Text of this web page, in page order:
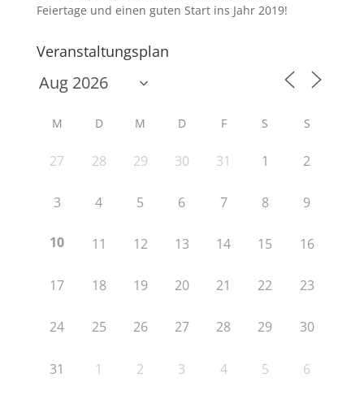
Feiertage und einen guten Start ins Jahr 2019!
Veranstaltungsplan
M D M D F S S
27 28 29 30 31 1 2
3 4 5 6 7 8 9
10 11 12 13 14 15 16
17 18 19 20 21 22 23
24 25 26 27 28 29 30
31 1 2 3 4 5 6